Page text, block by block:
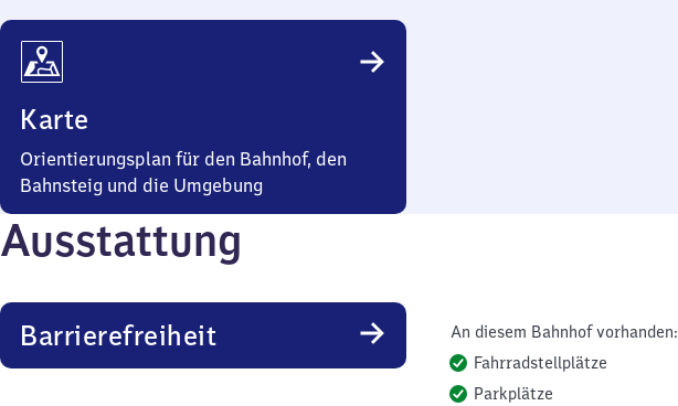
Karte
Orientierungsplan für den Bahnhof, den
Bahnsteig und die Umgebung
Ausstattung
Barrierefreiheit
An diesem Bahnhof vorhanden:
Fahrradstellplätze
Parkplätze